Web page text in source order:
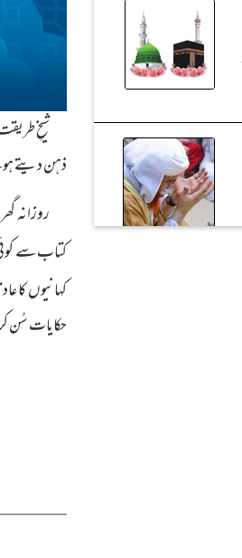
شیخِ
ذہن دیتے
روزانہ
کتاب سے
کہانیوں کا
حکایات سُن